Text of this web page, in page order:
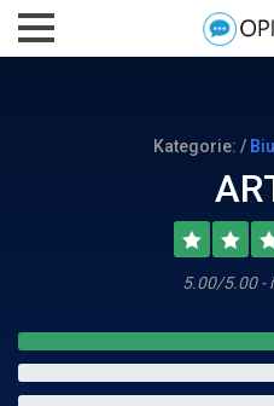
Kategorie: /
5.00/5.00 -